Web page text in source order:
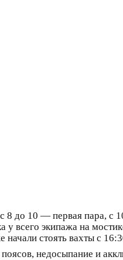
с 8 до 10 — первая пара,
у всего экипажа на
стоять вахты с
недосыпание и